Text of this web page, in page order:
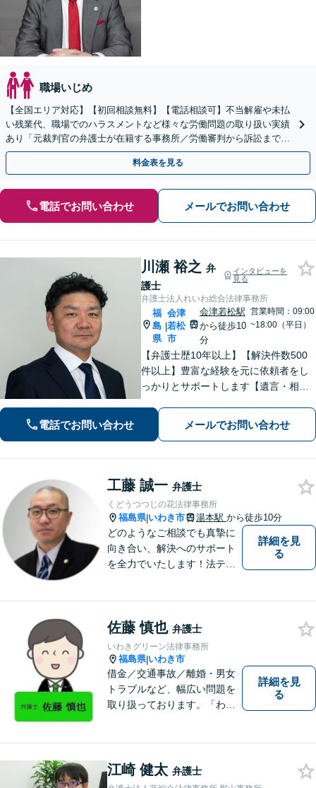
職場いじめ
【全国エリア対応】【初回相談無料】【電話相談可】不当解雇や未払
い残業代、職場でのハラスメントなど様々な労働問題の取り扱い実績
あり「元裁判官の弁護士が在籍する事務所／労働審判から訴訟まで、
裁判官経験を活かした最適な戦略を立案」
料金表を見る
電話でお問い合わせ メールでお問い合わせ
川瀬 裕之 弁
護士
インタビューを
見る
弁護士法人れいわ総合法律事務所
福
島
県
|
会津
若松
市
会津若松駅
から徒歩10
分
営業時間：09:00
~18:00（平日）
【弁護士歴10年以上】【解決件数500
件以上】豊富な経験を元に依頼者をし
っかりとサポートします【遺言・相
目指します【離婚・男女問題】離婚は
人それぞれ置かれた状況が異なるた
電話でお問い合わせ メールでお問い合わせ
工藤 誠一 弁護士
くどうつつじの花法律事務所
福島県|いわき市 湯本駅 から徒歩10分
どのようなご相談でも真摯に
向き合い、解決へのサポート
を全力でいたします！法テラ
けていただけます。【湯本駅
から車で約７分】
詳細を見
る
佐藤 慎也 弁護士
いわきグリーン法律事務所
福島県|いわき市
借金／交通事故／離婚・男女
トラブルなど、幅広い問題を
取り扱っております。「わか
ります。【無料駐車場あり】
詳細を見
る
江崎 健太 弁護士